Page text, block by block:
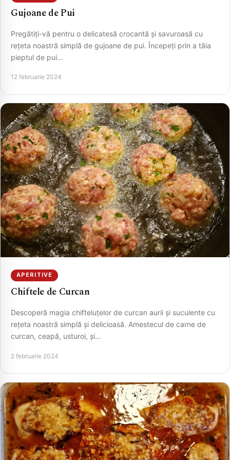
Gujoane de Pui
Pregătiți-vă pentru o delicatesă crocantă și savuroasă cu
rețeta noastră simplă de gujoane de pui. Începeți prin a tăia
pieptul de pui…
12 februarie 2024
APERITIVE
Chiftele de Curcan
Descoperă magia chifteluțelor de curcan aurii și suculente cu
rețeta noastră simplă și delicioasă. Amestecul de carne de
curcan, ceapă, usturoi, și…
2 februarie 2024